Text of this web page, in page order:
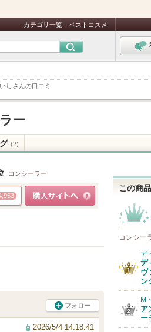
しさんの口コミ
カテゴリ一覧 ベストコスメ
ー
(2)
コンシーラー
フォロー
2026/5/4 14:18:41
この商
コンシー
デ
デ
ヴ
ン
M
ア
ー